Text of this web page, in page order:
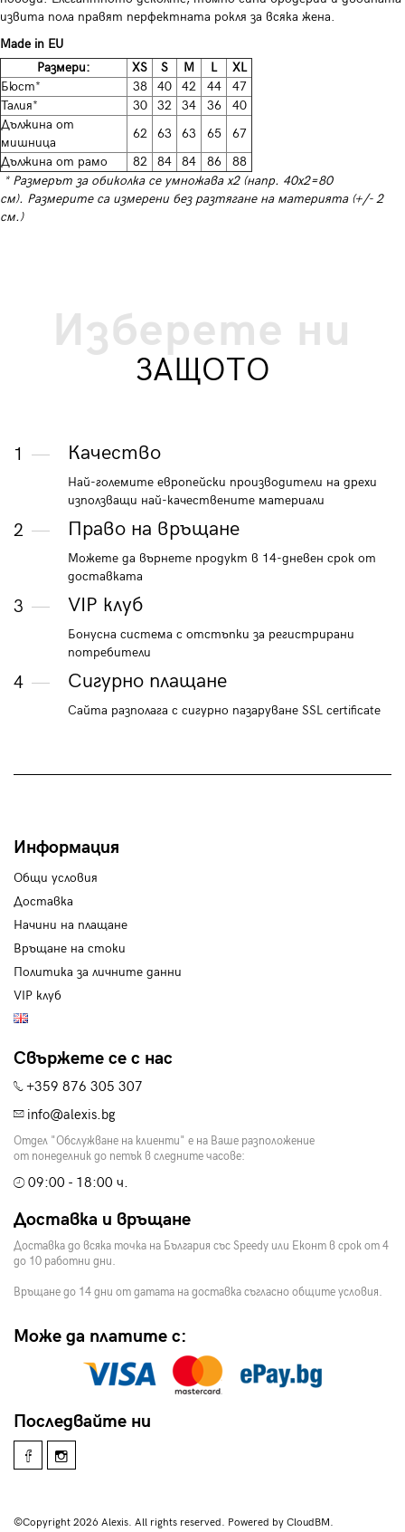
извита пола правят перфектната рокля за всяка жена.
Made in EU
Размери:
XS S M L
XL
Бюст*
38 40 42 44
47
Талия*
30 32 34 36
40
Дължина от
мишница
62 63 63 65
67
Дължина от рамо
82 84 84 86
88
* Размерът за обиколка се умножава х2 (напр. 40х2=80
см). Размерите са измерени без разтягане на материята (+/- 2
см.)
Изберете ни
ЗАЩОТО
1 Качество
Най-големите европейски производители на дрехи
използващи най-качествените материали
2 Право на връщане
Можете да върнете продукт в 14-дневен срок от
доставката
3 VIP клуб
Бонусна система с отстъпки за регистрирани
потребители
4 Сигурно плащане
Сайта разполага с сигурно пазаруване SSL certificate
Информация
Общи условия
Доставка
Начини на плащане
Връщане на стоки
Политика за личните данни
VIP клуб
Свържете се с нас
+359 876 305 307
info@alexis.bg
Отдел "Обслужване на клиенти" е на Ваше разположение
от понеделник до петък в следните часове:
09:00 - 18:00 ч.
Доставка и връщане
Доставка до всяка точка на България със Speedy или Еконт в срок от 4
до 10 работни дни.
Връщане до 14 дни от датата на доставка съгласно общите условия.
Може да платите с:
Последвайте ни
©Copyright 2026 Alexis. All rights reserved. Powered by CloudBM.